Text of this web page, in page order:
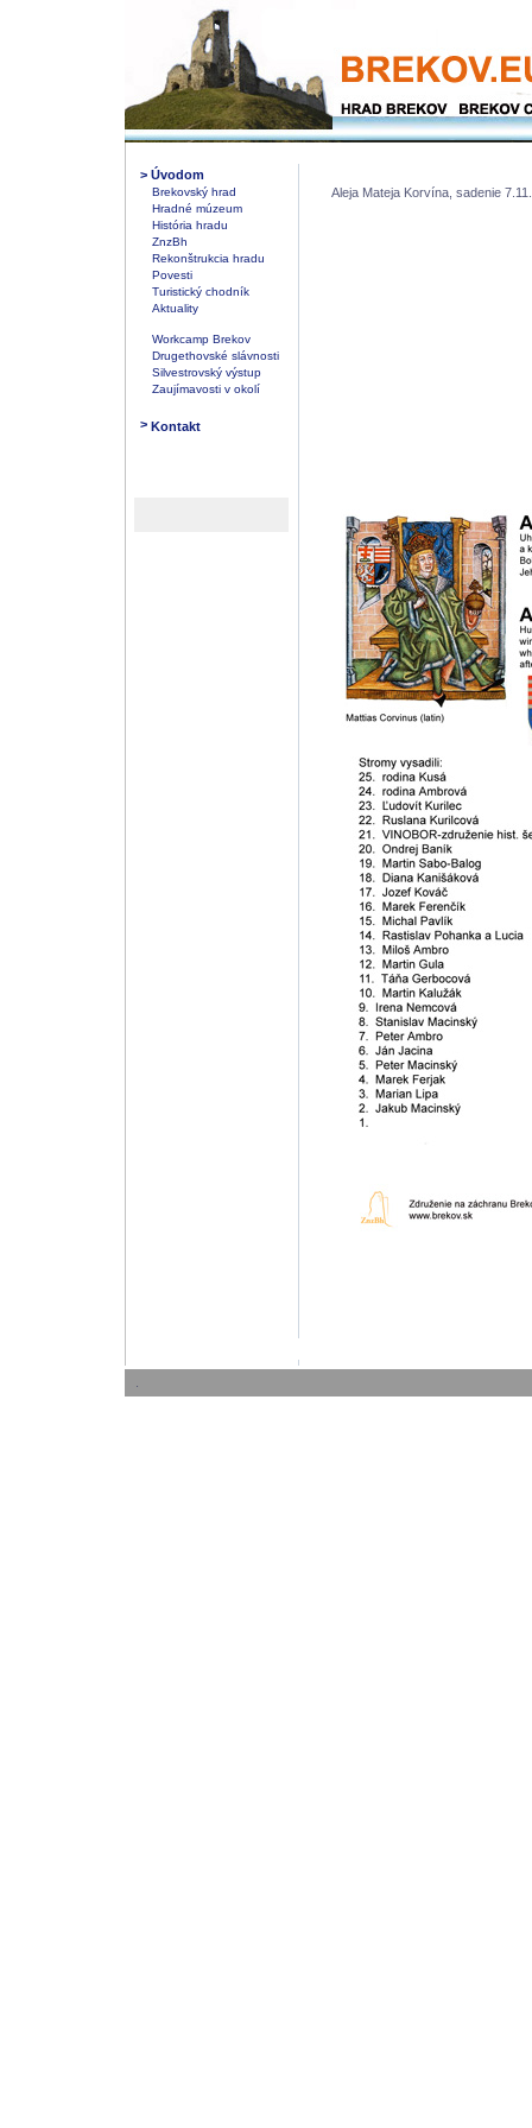
> Úvodom
Brekovský hrad
Hradné múzeum
História hradu
ZnzBh
Rekonštrukcia hradu
Povesti
Turistický chodník
Aktuality
Workcamp Brekov
Drugethovské slávnosti
Silvestrovský výstup
Zaujímavosti v okolí
> Kontakt
Aleja Mateja Korvína, sadenie